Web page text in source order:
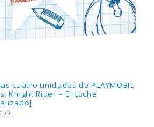
cuatro unidades de PLAYMOBIL
Knight Rider – El coche